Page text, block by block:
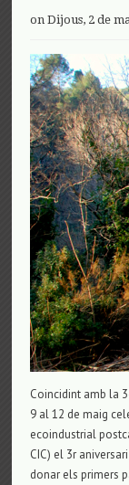
on Dijous, 2 de
Coincidint amb la
9 al 12 de maig
ecoindustrial
CIC) el 3r
donar els primers